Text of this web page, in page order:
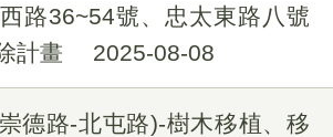
路36~54號、忠太東路八號
計畫
2025-08-08
德路-北屯路)-樹木移植、移